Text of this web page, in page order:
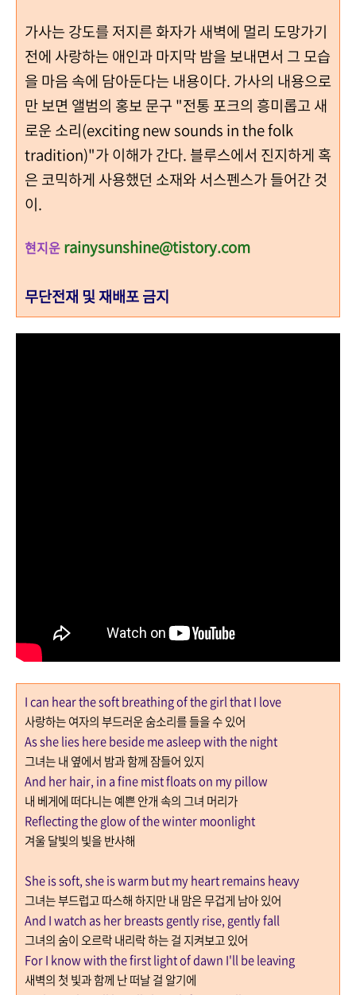
가사는 강도를 저지른 화자가 새벽에 멀리 도망가기
전에 사랑하는 애인과 마지막 밤을 보내면서 그 모습
을 마음 속에 담아둔다는 내용이다. 가사의 내용으로
만 보면 앨범의 홍보 문구 "전통 포크의 흥미롭고 새
로운 소리(exciting new sounds in the folk
tradition)"가 이해가 간다. 블루스에서 진지하게 혹
은 코믹하게 사용했던 소재와 서스펜스가 들어간 것
이.
현지운 rainysunshine@tistory.com
무단전재 및 재배포 금지
I can hear the soft breathing of the girl that I love
사랑하는 여자의 부드러운 숨소리를 들을 수 있어
As she lies here beside me asleep with the night
그녀는 내 옆에서 밤과 함께 잠들어 있지
And her hair, in a fine mist floats on my pillow
내 베게에 떠다니는 예쁜 안개 속의 그녀 머리가
Reflecting the glow of the winter moonlight
겨울 달빛의 빛을 반사해
She is soft, she is warm but my heart remains heavy
그녀는 부드럽고 따스해 하지만 내 맘은 무겁게 남아 있어
And I watch as her breasts gently rise, gently fall
그녀의 숨이 오르락 내리락 하는 걸 지켜보고 있어
For I know with the first light of dawn I'll be leaving
새벽의 첫 빛과 함께 난 떠날 걸 알기에